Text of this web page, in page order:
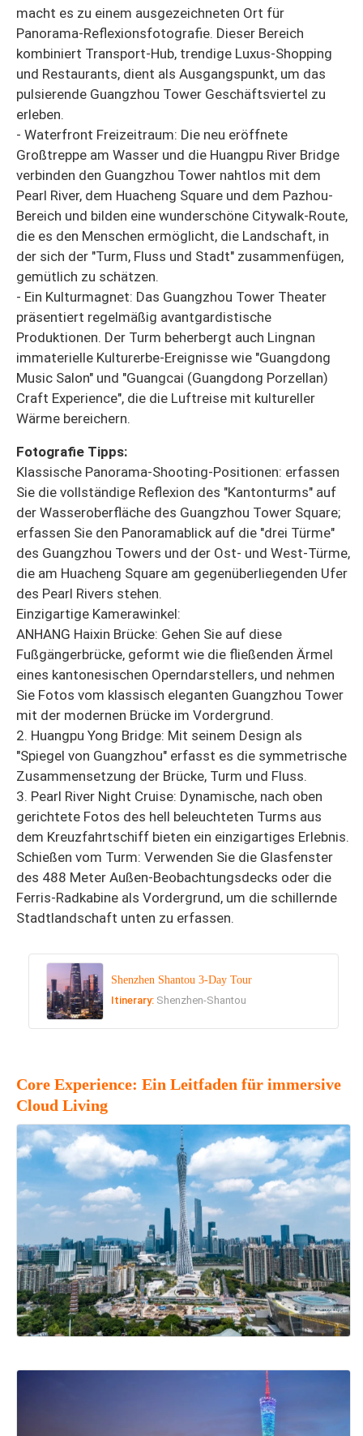
macht es zu einem ausgezeichneten Ort für
Panorama-Reflexionsfotografie. Dieser Bereich
kombiniert Transport-Hub, trendige Luxus-Shopping
und Restaurants, dient als Ausgangspunkt, um das
pulsierende Guangzhou Tower Geschäftsviertel zu
erleben.
- Waterfront Freizeitraum: Die neu eröffnete
Großtreppe am Wasser und die Huangpu River Bridge
verbinden den Guangzhou Tower nahtlos mit dem
Pearl River, dem Huacheng Square und dem Pazhou-
Bereich und bilden eine wunderschöne Citywalk-Route,
die es den Menschen ermöglicht, die Landschaft, in
der sich der "Turm, Fluss und Stadt" zusammenfügen,
gemütlich zu schätzen.
- Ein Kulturmagnet: Das Guangzhou Tower Theater
präsentiert regelmäßig avantgardistische
Produktionen. Der Turm beherbergt auch Lingnan
immaterielle Kulturerbe-Ereignisse wie "Guangdong
Music Salon" und "Guangcai (Guangdong Porzellan)
Craft Experience", die die Luftreise mit kultureller
Wärme bereichern.
Fotografie Tipps:
Klassische Panorama-Shooting-Positionen: erfassen
Sie die vollständige Reflexion des "Kantonturms" auf
der Wasseroberfläche des Guangzhou Tower Square;
erfassen Sie den Panoramablick auf die "drei Türme"
des Guangzhou Towers und der Ost- und West-Türme,
die am Huacheng Square am gegenüberliegenden Ufer
des Pearl Rivers stehen.
Einzigartige Kamerawinkel:
ANHANG Haixin Brücke: Gehen Sie auf diese
Fußgängerbrücke, geformt wie die fließenden Ärmel
eines kantonesischen Operndarstellers, und nehmen
Sie Fotos vom klassisch eleganten Guangzhou Tower
mit der modernen Brücke im Vordergrund.
2. Huangpu Yong Bridge: Mit seinem Design als
"Spiegel von Guangzhou" erfasst es die symmetrische
Zusammensetzung der Brücke, Turm und Fluss.
3. Pearl River Night Cruise: Dynamische, nach oben
gerichtete Fotos des hell beleuchteten Turms aus
dem Kreuzfahrtschiff bieten ein einzigartiges Erlebnis.
Schießen vom Turm: Verwenden Sie die Glasfenster
des 488 Meter Außen-Beobachtungsdecks oder die
Ferris-Radkabine als Vordergrund, um die schillernde
Stadtlandschaft unten zu erfassen.
Shenzhen Shantou 3-Day Tour
Itinerary: Shenzhen-Shantou
Core Experience: Ein Leitfaden für immersive
Cloud Living